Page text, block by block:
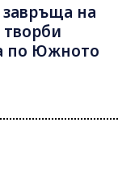
завръща на
по Южното